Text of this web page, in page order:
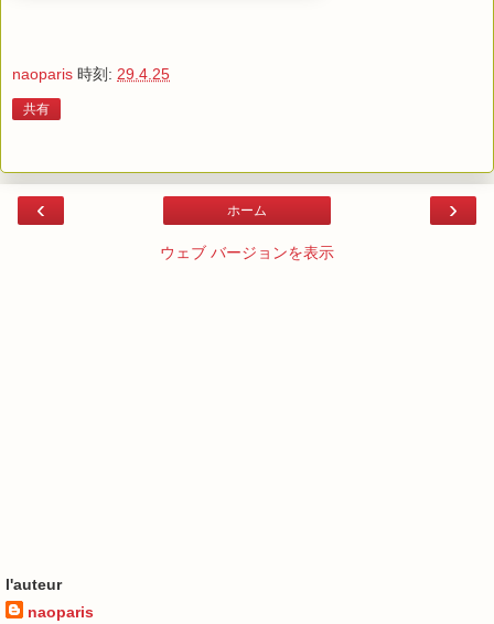
naoparis 時刻: 29.4.25
共有
‹ ›
ホーム
ウェブ バージョンを表示
l'auteur
naoparis